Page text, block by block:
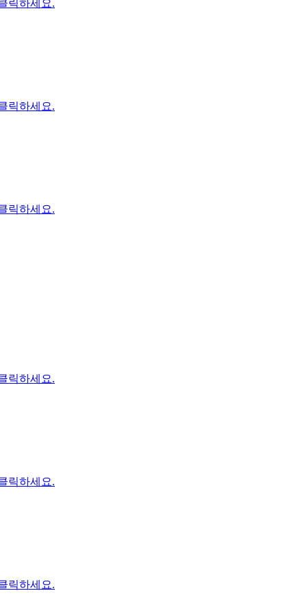
릭하세요.
릭하세요.
릭하세요.
릭하세요.
릭하세요.
릭하세요.